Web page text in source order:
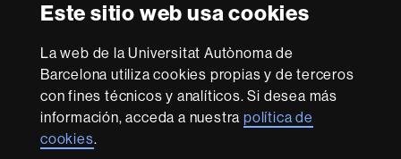
Este sitio web usa cookies
La web de la Universitat Autònoma de
Barcelona utiliza cookies propias y de terceros
con fines técnicos y analíticos. Si desea más
información, acceda a nuestrapolítica de
cookies.
Excellence
Research
-
Euraxess
Con la financiación de
Sobre